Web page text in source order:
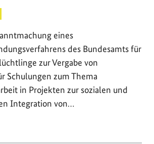
eines
des Bundesamts für
zur Vergabe von
Schulungen zum Thema
in Projekten zur sozialen und
Integration von…